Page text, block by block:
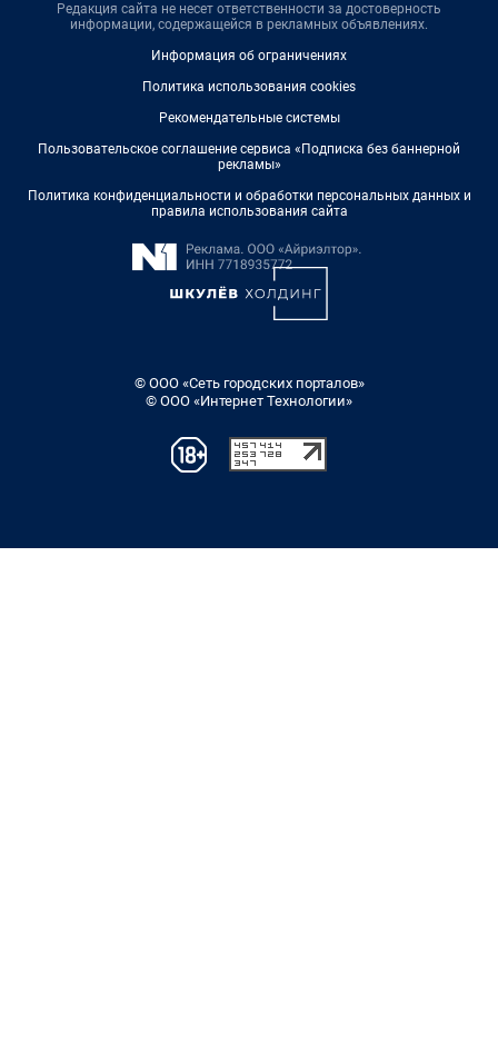
Редакция сайта не несет ответственности за достоверность
информации, содержащейся в рекламных объявлениях.
Информация об ограничениях
Политика использования cookies
Рекомендательные системы
Пользовательское соглашение сервиса «Подписка без баннерной
рекламы»
Политика конфиденциальности и обработки персональных данных и
правила использования сайта
© ООО «Сеть городских порталов»
© ООО «Интернет Технологии»